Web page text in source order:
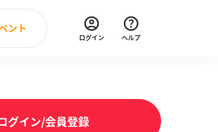
ント
直近のイベント一覧
ログイン ヘルプ
グイン/会員登録